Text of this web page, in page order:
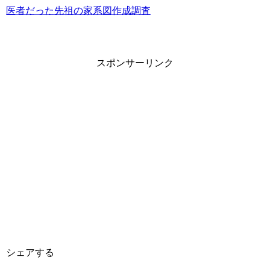
医者だった先祖の家系図作成調査
スポンサーリンク
シェアする